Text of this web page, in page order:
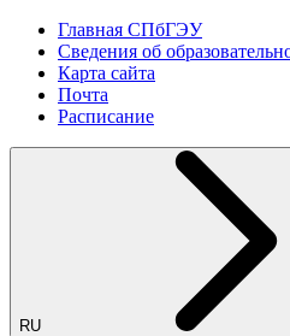
Главная СПбГЭУ
Сведения об
Карта сайта
Почта
Расписание
RU